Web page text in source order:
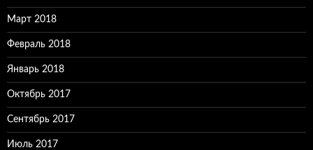
Март 2018
Февраль 2018
Январь 2018
Октябрь 2017
Сентябрь 2017
Июль 2017